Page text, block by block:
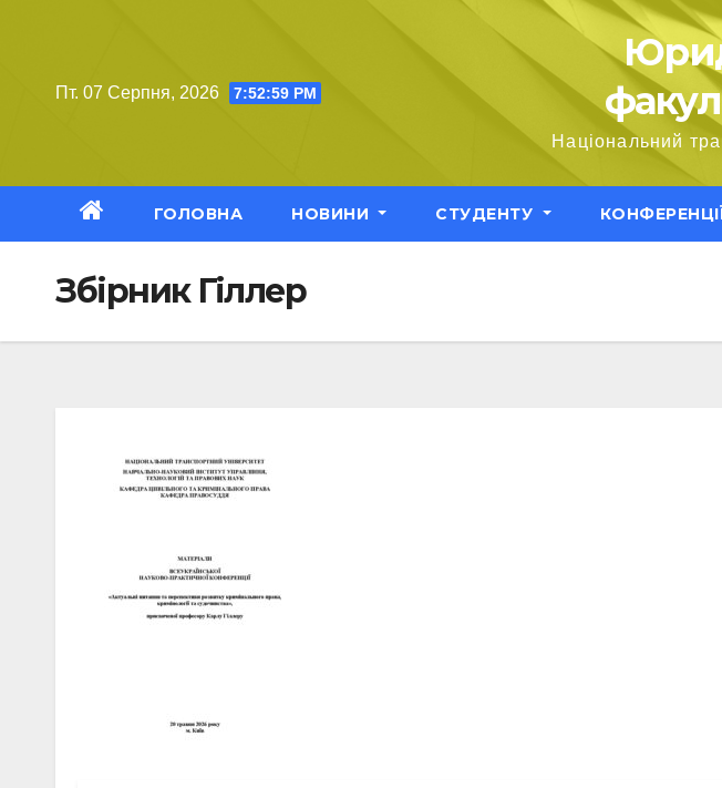
Пт. 07 Серпня, 2026 7:53:00 PM
Національний
ГОЛОВНА НОВИНИ СТУДЕНТУ
Збірник Гіллер